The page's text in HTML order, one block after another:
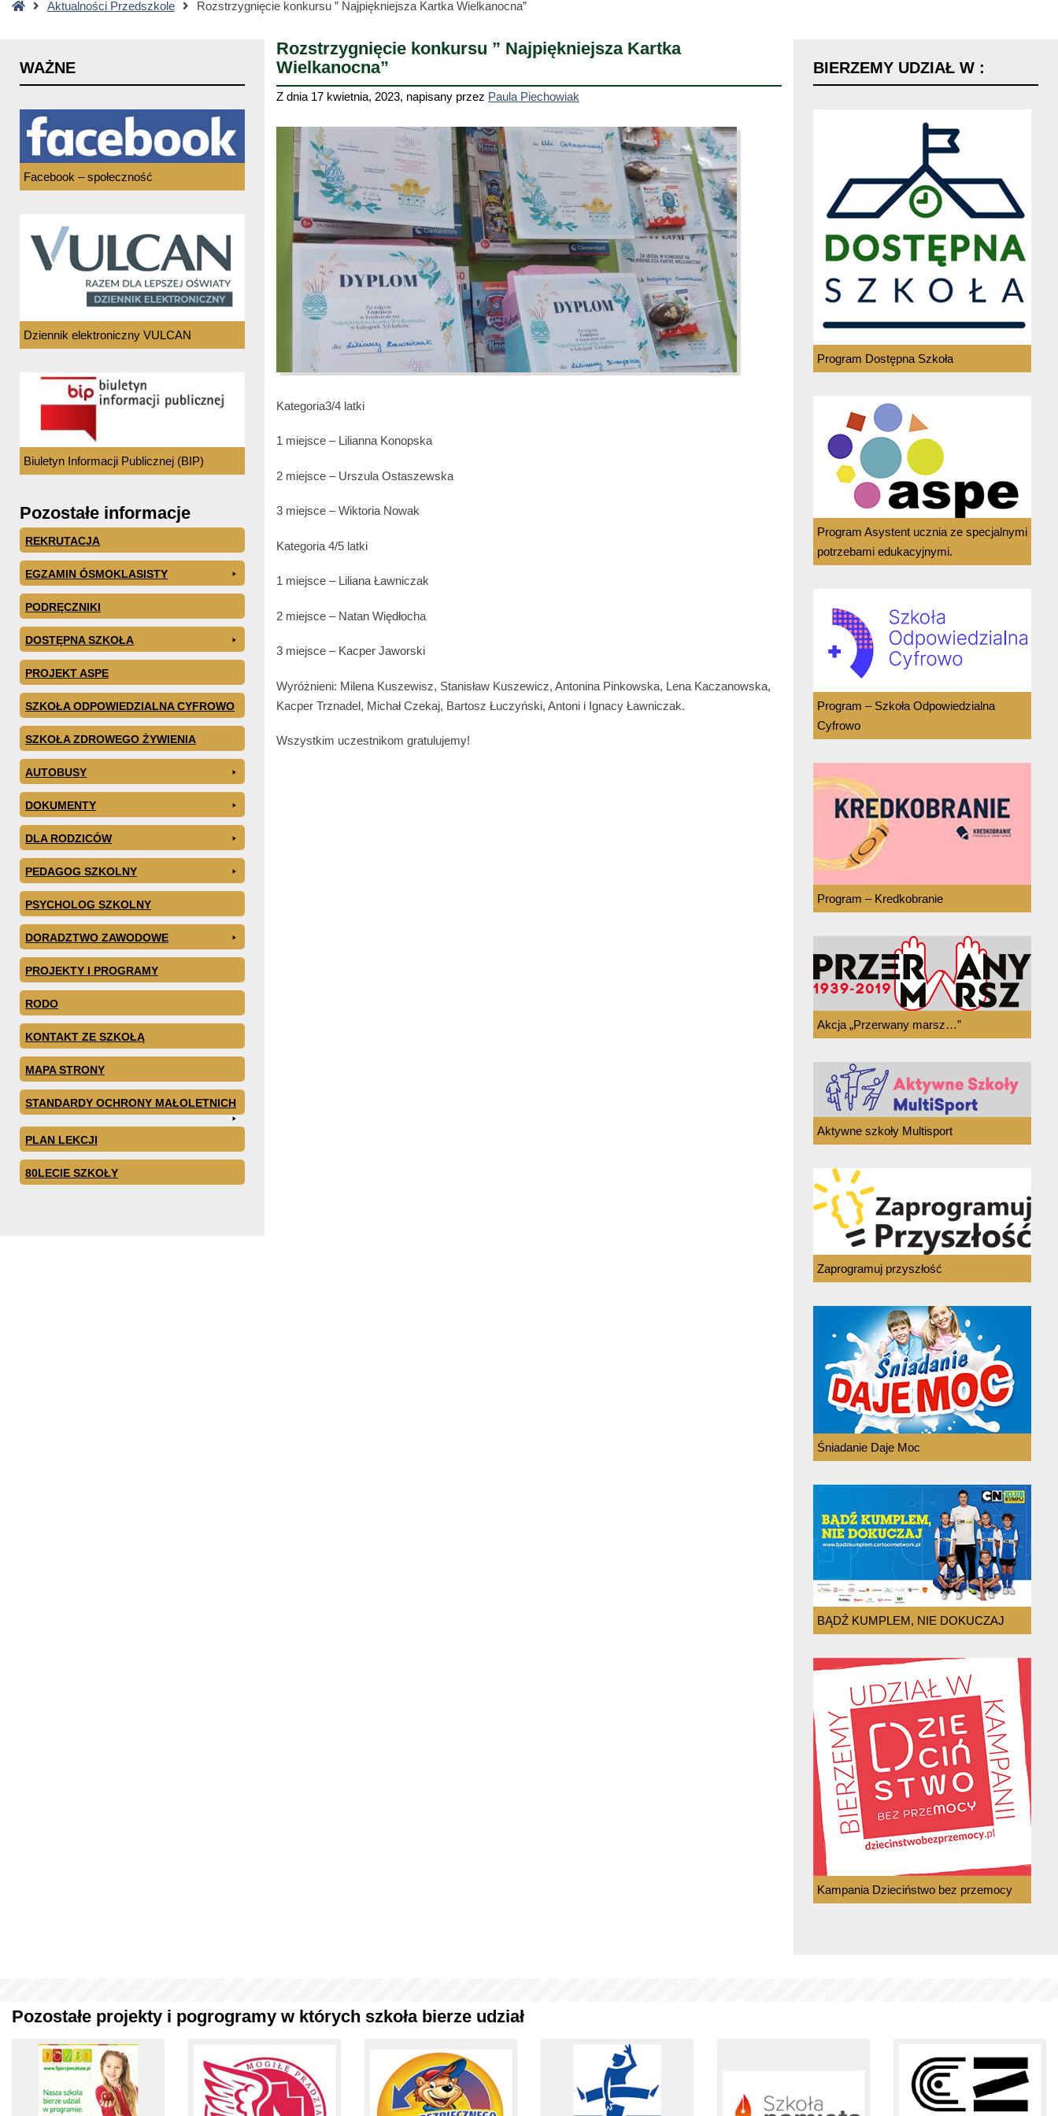
StronaAktualności Przedszkole Rozstrzygnięcie konkursu ” Najpiękniejsza Kartka Wielkanocna”
Rozstrzygnięcie konkursu ” Najpiękniejsza Kartka
Wielkanocna”
Z dnia 17 kwietnia, 2023, napisany przez Paula Piechowiak
Kategoria3/4 latki
1 miejsce – Lilianna Konopska
2 miejsce – Urszula Ostaszewska
3 miejsce – Wiktoria Nowak
Kategoria 4/5 latki
1 miejsce – Liliana Ławniczak
2 miejsce – Natan Więdłocha
3 miejsce – Kacper Jaworski
Wyróżnieni: Milena Kuszewisz, Stanisław Kuszewicz, Antonina Pinkowska, Lena Kaczanowska,
Kacper Trznadel, Michał Czekaj, Bartosz Łuczyński, Antoni i Ignacy Ławniczak.
Wszystkim uczestnikom gratulujemy!
WAŻNE
Facebook – społeczność
Dziennik elektroniczny VULCAN
Biuletyn Informacji Publicznej (BIP)
Pozostałe informacje
REKRUTACJA
EGZAMIN ÓSMOKLASISTY
PODRĘCZNIKI
DOSTĘPNA SZKOŁA
PROJEKT ASPE
SZKOŁA ODPOWIEDZIALNA CYFROWO
SZKOŁA ZDROWEGO ŻYWIENIA
AUTOBUSY
DOKUMENTY
DLA RODZICÓW
PEDAGOG SZKOLNY
PSYCHOLOG SZKOLNY
DORADZTWO ZAWODOWE
PROJEKTY I PROGRAMY
RODO
KONTAKT ZE SZKOŁĄ
MAPA STRONY
STANDARDY OCHRONY MAŁOLETNICH
PLAN LEKCJI
80LECIE SZKOŁY
BIERZEMY UDZIAŁ W :
Program Dostępna Szkoła
Program Asystent ucznia ze specjalnymi
potrzebami edukacyjnymi.
Program – Szkoła Odpowiedzialna
Cyfrowo
Program – Kredkobranie
Akcja „Przerwany marsz…”
Aktywne szkoły Multisport
Zaprogramuj przyszłość
Śniadanie Daje Moc
BĄDŹ KUMPLEM, NIE DOKUCZAJ
Kampania Dzieciństwo bez przemocy
Pozostałe projekty i pogrogramy w których szkoła bierze udział